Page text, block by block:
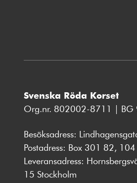
Svenska Röda Korset
Org.nr. 802002-8711 |
Besöksadress:
Postadress: Box 301 82,
Leveransadress:
15 Stockholm